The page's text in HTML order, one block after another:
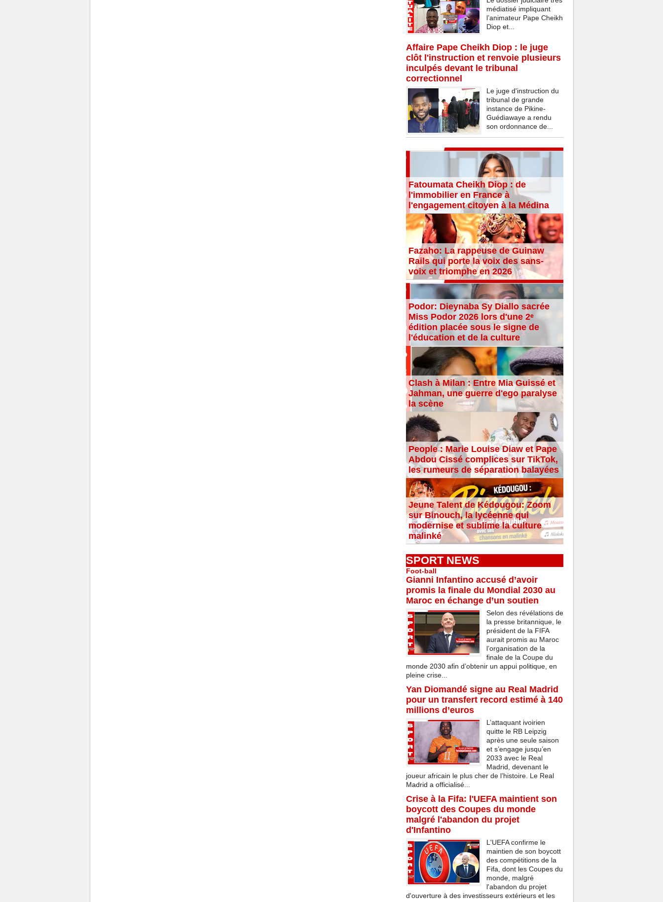
médiatisé impliquant
l’animateur Pape Cheikh
Diop et...
Affaire Pape Cheikh Diop : le juge
clôt l'instruction et renvoie plusieurs
inculpés devant le tribunal
correctionnel
Le juge d'instruction du
tribunal de grande
instance de Pikine-
Guédiawaye a rendu
son ordonnance de...
Fatoumata Cheikh Diop : de
l'immobilier en France à
l'engagement citoyen à la Médina
Fazaho: La rappeuse de Guinaw
Rails qui porte la voix des sans-
voix et triomphe en 2026
Podor: Dieynaba Sy Diallo sacrée
Miss Podor 2026 lors d'une 2ᵉ
édition placée sous le signe de
l'éducation et de la culture
Clash à Milan : Entre Mia Guissé et
Jahman, une guerre d'ego paralyse
la scène
People : Marie Louise Diaw et Pape
Abdou Cissé complices sur TikTok,
les rumeurs de séparation balayées
Jeune Talent de Kédougou: Zoom
sur Binouch, la lycéenne qui
modernise et sublime la culture
malinké
SPORT NEWS
Foot-ball
Gianni Infantino accusé d’avoir
promis la finale du Mondial 2030 au
Maroc en échange d’un soutien
Selon des révélations de
la presse britannique, le
président de la FIFA
aurait promis au Maroc
l’organisation de la
finale de la Coupe du
monde 2030 afin d’obtenir un appui politique, en
pleine crise...
Yan Diomandé signe au Real Madrid
pour un transfert record estimé à 140
millions d’euros
L’attaquant ivoirien
quitte le RB Leipzig
après une seule saison
et s’engage jusqu’en
2033 avec le Real
Madrid, devenant le
joueur africain le plus cher de l’histoire. Le Real
Madrid a officialisé...
Crise à la Fifa: l'UEFA maintient son
boycott des Coupes du monde
malgré l'abandon du projet
d'Infantino
L'UEFA confirme le
maintien de son boycott
des compétitions de la
Fifa, dont les Coupes du
monde, malgré
l'abandon du projet
d'ouverture à des investisseurs extérieurs et les